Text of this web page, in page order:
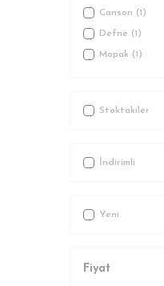
Canson (1)
Defne (1)
Mopak (1)
Stoktakiler
İndirimli
Yeni
Fiyat